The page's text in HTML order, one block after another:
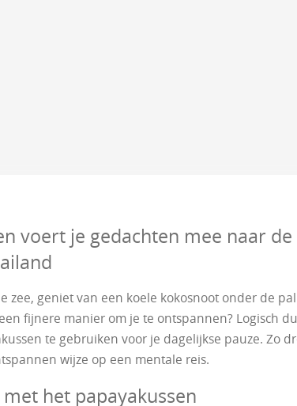
voert je gedachten mee naar
zee, geniet van een koele kokosnoot onder de
fijnere manier om je te ontspannen? Logisch
te gebruiken voor je dagelijkse pauze. Zo
wijze op een mentale reis.
het papayakussen